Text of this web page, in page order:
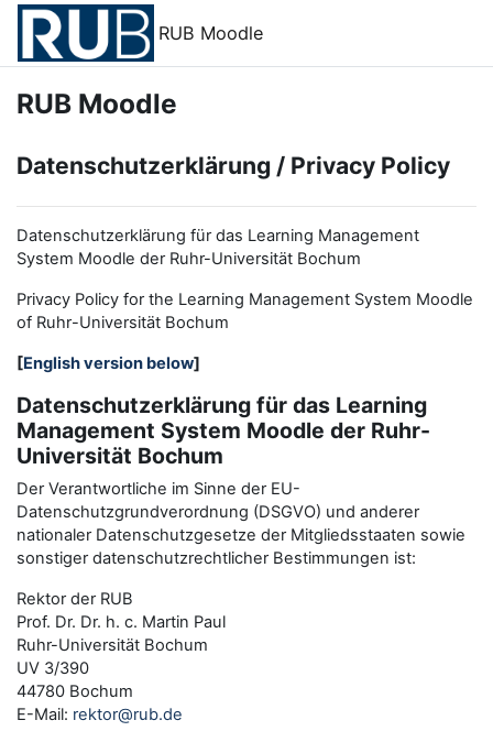
Zum Hauptinhalt
RUB Moodle
RUB Moodle
Datenschutzerklärung / Privacy Policy
Datenschutzerklärung für das Learning Management
System Moodle der Ruhr-Universität Bochum
Privacy Policy for the Learning Management System Moodle
of Ruhr-Universität Bochum
[English version below]
Datenschutzerklärung für das Learning
Management System Moodle der Ruhr-
Universität Bochum
Der Verantwortliche im Sinne der EU-
Datenschutzgrundverordnung (DSGVO) und anderer
nationaler Datenschutzgesetze der Mitgliedsstaaten sowie
sonstiger datenschutzrechtlicher Bestimmungen ist:
Rektor der RUB
Prof. Dr. Dr. h. c. Martin Paul
Ruhr-Universität Bochum
UV 3/390
44780 Bochum
E-Mail: rektor@rub.de